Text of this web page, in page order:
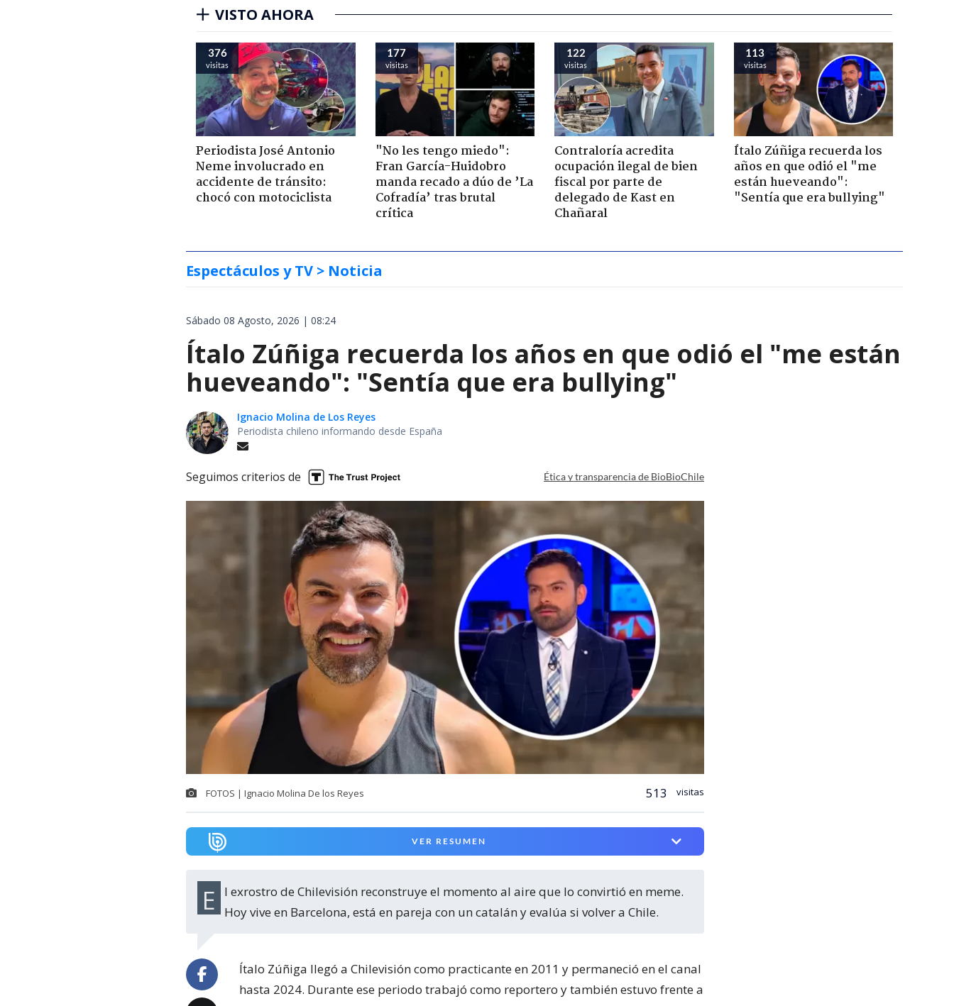
VISTO AHORA
376
visitas
Periodista José Antonio
Neme involucrado en
accidente de tránsito:
chocó con motociclista
177
visitas
"No les tengo miedo":
Fran García-Huidobro
manda recado a dúo de ’La
Cofradía’ tras brutal
crítica
122
visitas
Contraloría acredita
ocupación ilegal de bien
fiscal por parte de
delegado de Kast en
Chañaral
113
visitas
Ítalo Zúñiga recuerda los
años en que odió el "me
están hueveando":
"Sentía que era bullying"
Espectáculos y TV > Noticia
Sábado 08 Agosto, 2026 | 08:24
Ítalo Zúñiga recuerda los años en que odió el "me están
hueveando": "Sentía que era bullying"
Ignacio Molina de Los Reyes
Periodista chileno informando desde España
Seguimos criterios de Ética y transparencia de BioBioChile
FOTOS | Ignacio Molina De los Reyes 513 visitas
VER RESUMEN
El exrostro de Chilevisión reconstruye el momento al aire que lo convirtió en meme. Hoy vive en Barcelona, está en pareja con un catalán y evalúa si volver a Chile.
Ítalo Zúñiga llegó a Chilevisión como practicante en 2011 y permaneció en el canal
hasta 2024. Durante ese periodo trabajó como reportero y también estuvo frente a